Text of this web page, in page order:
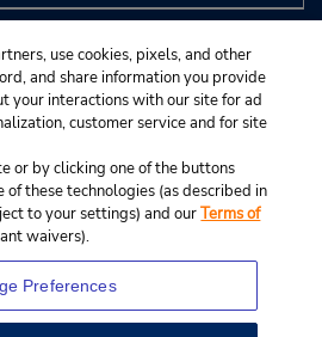
use cookies, pixels, and other
and share information you provide
your interactions with our site for ad
customer service and for site
or by clicking one of the buttons
of these technologies (as described in
to your settings) and ourTerms of
waivers).
Preferences